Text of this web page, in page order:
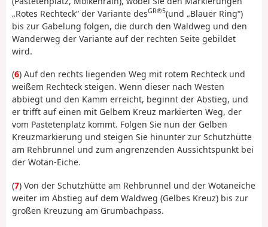
„Rotes Rechteck“ der Variante desGR®5(und „Blauer Ring“)
bis zur Gabelung folgen, die durch den Waldweg und den
Wanderweg der Variante auf der rechten Seite gebildet
wird.
(6) Auf den rechts liegenden Weg mit rotem Rechteck und
weißem Rechteck steigen. Wenn dieser nach Westen
abbiegt und den Kamm erreicht, beginnt der Abstieg, und
er trifft auf einen mit Gelbem Kreuz markierten Weg, der
vom Pastetenplatz kommt. Folgen Sie nun der Gelben
Kreuzmarkierung und steigen Sie hinunter zur Schutzhütte
am Rehbrunnel und zum angrenzenden Aussichtspunkt bei
der Wotan-Eiche.
(7) Von der Schutzhütte am Rehbrunnel und der Wotaneiche
weiter im Abstieg auf dem Waldweg (Gelbes Kreuz) bis zur
großen Kreuzung am Grumbachpass.